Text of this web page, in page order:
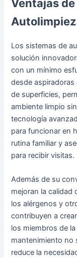
Ventajas
Los sistemas de
solución
con un mínimo
desde
de superficies,
ambiente limpio
tecnología
para funcionar en
rutina familiar y
para recibir visitas.
Además de su
mejoran la calidad
los alérgenos y
contribuyen a
los miembros de
mantenimiento no
reduce la